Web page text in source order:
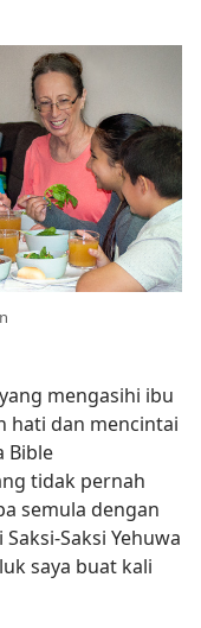
mengasihi ibu
hati dan mencintai
Bible
tidak pernah
semula dengan
Saksi Yehuwa
saya buat kali